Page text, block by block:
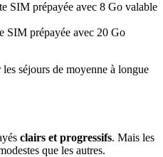
SIM prépayée avec 8 Go valable
SIM prépayée avec 20 Go
séjours de moyenne à longue
clairs et progressifs. Mais les
que les autres.